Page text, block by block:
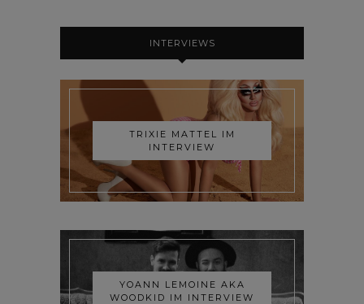
INTERVIEWS
TRIXIE MATTEL IM
INTERVIEW
YOANN LEMOINE AKA
WOODKID IM INTERVIEW